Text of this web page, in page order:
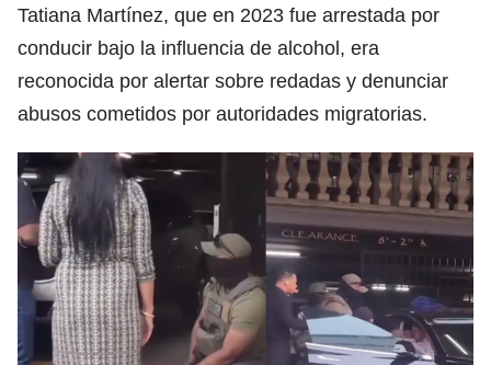
Tatiana Martínez, que en 2023 fue arrestada por
conducir bajo la influencia de alcohol, era
reconocida por alertar sobre redadas y denunciar
abusos cometidos por autoridades migratorias.